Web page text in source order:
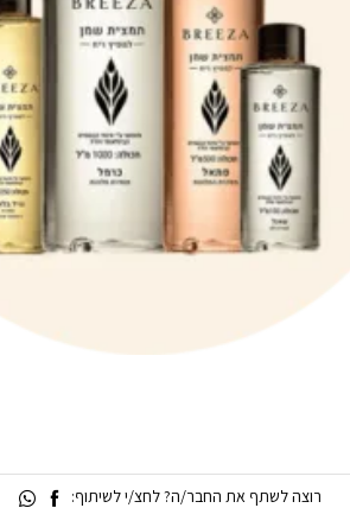
רוצה לשתף את החבר/ה? לחצ/י לשיתוף: